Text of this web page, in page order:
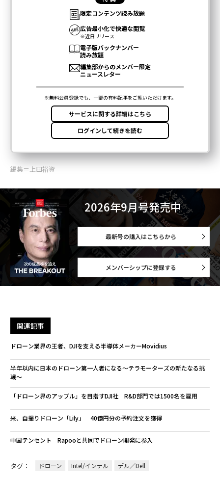
編集＝上田裕資
2026年9月号発売中
最新号の購入はこちらから
メンバーシップに登録する
関連記事
ドローン業界の王者、DJIを支える半導体メーカーMovidius
半年以内に日本のドローン第一人者になる〜テラモーターズの新たなる挑
戦〜
「ドローン界のアップル」を目指すDJI社 R&D部門では1500名を雇用
米、自撮りドローン「Lily」 40億円分の予約注文を獲得
中国テンセント Rapooと共同でドローン開発に参入
タグ： ドローン Intel/インテル デル／Dell